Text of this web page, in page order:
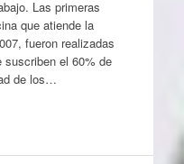
Las primeras
que atiende la
fueron realizadas
suscriben el 60% de
de los…